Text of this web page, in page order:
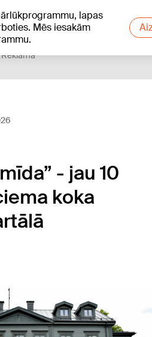
lapas
Mēs iesakām
Reklāma
- jau 10
koka